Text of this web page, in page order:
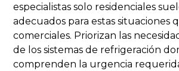
especialistas solo residenciales
adecuados para estas situaciones
comerciales. Priorizan las
de los sistemas de refrigeración
comprenden la urgencia